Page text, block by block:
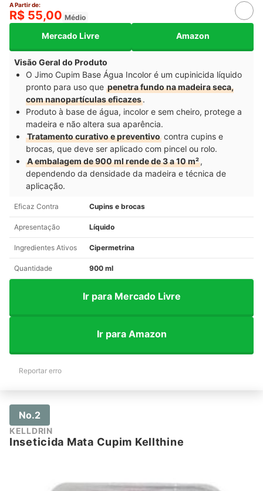
A Partir de:
R$ 55,00 Médio
Mercado Livre Amazon
Visão Geral do Produto
O Jimo Cupim Base Água Incolor é um cupinicida líquido
pronto para uso que penetra fundo na madeira seca,
com nanopartículas eficazes.
Produto à base de água, incolor e sem cheiro, protege a
madeira e não altera sua aparência.
Tratamento curativo e preventivo contra cupins e
brocas, que deve ser aplicado com pincel ou rolo.
A embalagem de 900 ml rende de 3 a 10 m²,
dependendo da densidade da madeira e técnica de
aplicação.
Eficaz Contra Cupins e brocas
Apresentação Líquido
Ingredientes Ativos Cipermetrina
Quantidade 900 ml
Ir para Mercado Livre
Ir para Amazon
Reportar erro
No.2
KELLDRIN
Inseticida Mata Cupim Kellthine